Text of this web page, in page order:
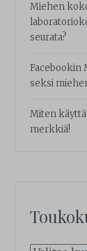
Miehen
seurata?
Facebookin
seksi
Miten
merkkiä!